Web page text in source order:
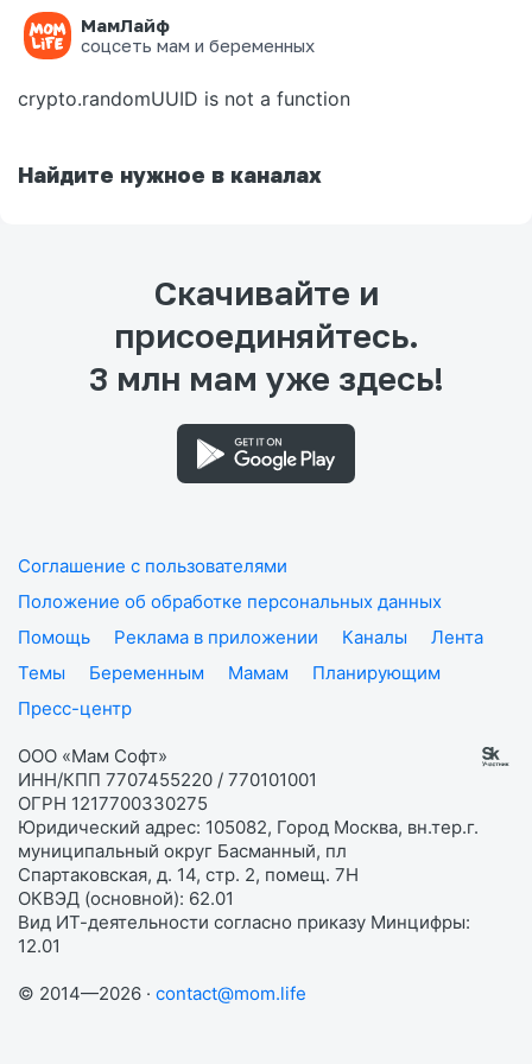
МамЛайф
соцсеть мам и беременных
Ошибка на странице
crypto.randomUUID is not a function
Найдите нужное в каналах
Скачивайте и
присоединяйтесь.
3 млн мам уже здесь!
Соглашение с пользователями
Положение об обработке персональных данных
Помощь
Реклама в приложении Каналы
Лента
Темы
Беременным Мамам
Планирующим
Пресс-центр
ООО «Мам Софт»
ИНН/КПП 7707455220 / 770101001
ОГРН 1217700330275
Юридический адрес: 105082, Город Москва, вн.тер.г.
муниципальный округ Басманный, пл
Спартаковская, д. 14, стр. 2, помещ. 7Н
ОКВЭД (основной): 62.01
Вид ИТ-деятельности согласно приказу Минцифры:
12.01
© 2014—2026 · contact@mom.life